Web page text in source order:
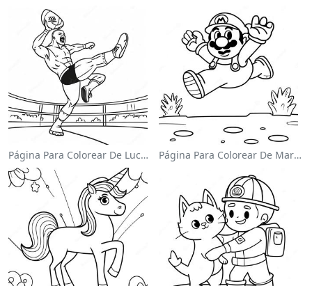
Página Para Colorear De Luchador De Wwe Saltando Sobre Oponente Página Para Colorear De Mario Saltando Sobre Goombas